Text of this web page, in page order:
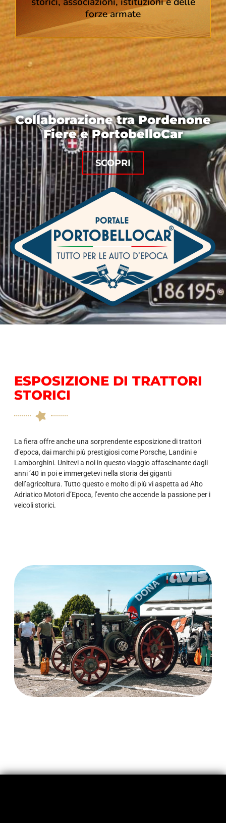
forze armate
Collaborazione tra Pordenone
Fiere e PortobelloCar
SCOPRI
ESPOSIZIONE DI TRATTORI
STORICI
La fiera offre anche una sorprendente esposizione di trattori
d’epoca, dai marchi più prestigiosi come Porsche, Landini e
Lamborghini. Unitevi a noi in questo viaggio affascinante dagli
anni ’40 in poi e immergetevi nella storia dei giganti
dell’agricoltura. Tutto questo e molto di più vi aspetta ad Alto
Adriatico Motori d’Epoca, l’evento che accende la passione per i
veicoli storici.